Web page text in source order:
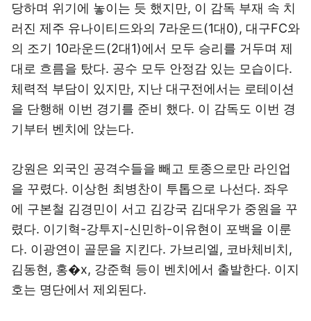
당하며 위기에 놓이는 듯 했지만, 이 감독 부재 속 치
러진 제주 유나이티드와의 7라운드(1대0), 대구FC와
의 조기 10라운드(2대1)에서 모두 승리를 거두며 제
대로 흐름을 탔다. 공수 모두 안정감 있는 모습이다.
체력적 부담이 있지만, 지난 대구전에서는 로테이션
을 단행해 이번 경기를 준비 했다. 이 감독도 이번 경
기부터 벤치에 앉는다.
강원은 외국인 공격수들을 빼고 토종으로만 라인업
을 꾸렸다. 이상헌 최병찬이 투톱으로 나선다. 좌우
에 구본철 김경민이 서고 김강국 김대우가 중원을 꾸
렸다. 이기혁-강투지-신민하-이유현이 포백을 이룬
다. 이광연이 골문을 지킨다. 가브리엘, 코바체비치,
김동현, 홍�x, 강준혁 등이 벤치에서 출발한다. 이지
호는 명단에서 제외된다.